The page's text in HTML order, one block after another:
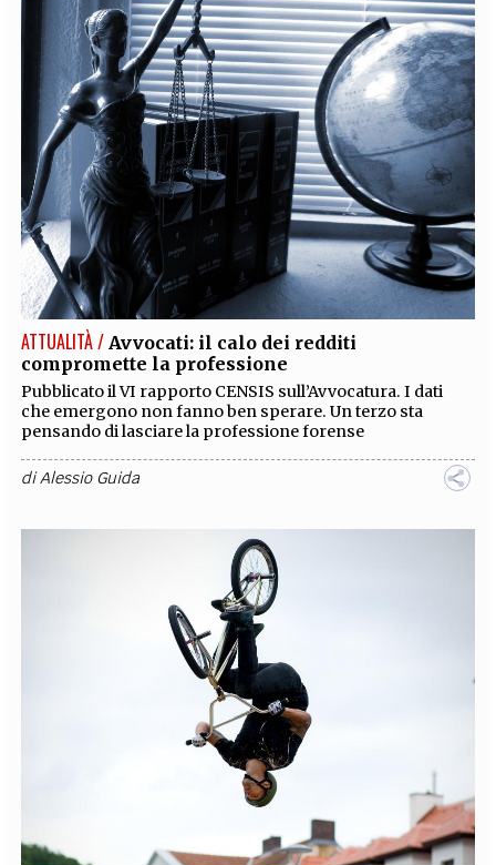
ATTUALITÀ / Avvocati: il calo dei redditi
compromette la professione
Pubblicato il VI rapporto CENSIS sull’Avvocatura. I dati
che emergono non fanno ben sperare. Un terzo sta
pensando di lasciare la professione forense
diAlessio Guida